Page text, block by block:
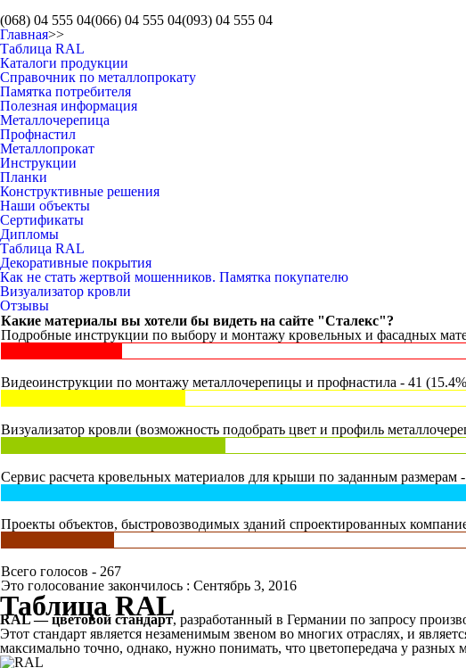
(068) 04 555 04(066) 04 555 04(093) 04 555 04
Главная>>
Таблица RAL
Каталоги продукции
Справочник по металлопрокату
Памятка потребителя
Полезная информация
Металлочерепица
Профнастил
Металлопрокат
Инструкции
Планки
Конструктивные решения
Наши объекты
Сертификаты
Дипломы
Таблица RAL
Декоративные покрытия
Как не стать жертвой мошенников. Памятка покупателю
Визуализатор кровли
Отзывы
Какие материалы вы хотели бы видеть на сайте "Сталекс"?
Подробные инструкции по выбору и монтажу кровельных и фасадных
Видеоинструкции по монтажу металлочерепицы и профнастила - 41
Визуализатор кровли (возможность подобрать цвет и профиль
Сервис расчета кровельных материалов для крыши по заданным размерам
Проекты объектов, быстровозводимых зданий спроектированных
Всего голосов - 267
Это голосование закончилось : Сентябрь 3, 2016
Таблица RAL
RAL — цветовой стандарт, разработанный в Германии по запросу
Этот стандарт является незаменимым звеном во многих отраслях, и
максимально точно, однако, нужно понимать, что цветопередача у разных